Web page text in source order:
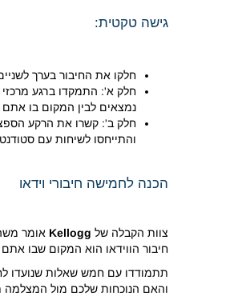
גישה טקטית:
חלקו את החיבור בערך לשניים: כ-275 מילים לחלק א' וכ-275
חלק א': התמקדו ברגע
נמצאים לבין המקום בו אתם
חלק ב': קשרו את הרקע
והתייחסו לשיחות עם
הכנה לחמישה חיבורי וידאו
צוות הקבלה של Kellogg אומר
חיבור הווידאו הוא המקום שבו
תתמודדו עם חמש שאלות שנועדו
והאם הנוכחות שלכם מול המצלמה